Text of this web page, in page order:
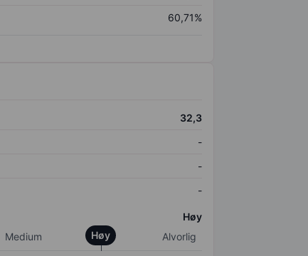
60,71%
32,3
-
-
-
Høy
Medium Høy Alvorlig